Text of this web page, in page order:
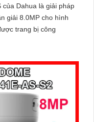
của Dahua là giải pháp
giải 8.0MP cho hình